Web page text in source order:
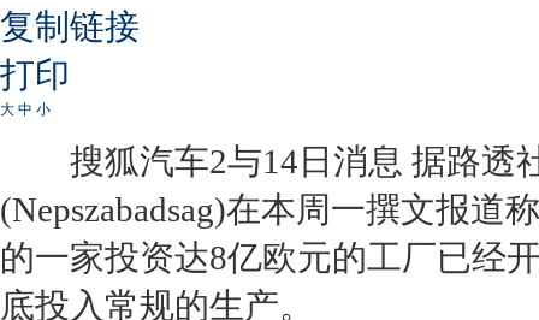
复制链接
打印
大 中 小
搜狐汽车2与14日消息 据路透
(Nepszabadsag)在本周一撰文报
的一家投资达8亿欧元的工厂已经
底投入常规的生产。